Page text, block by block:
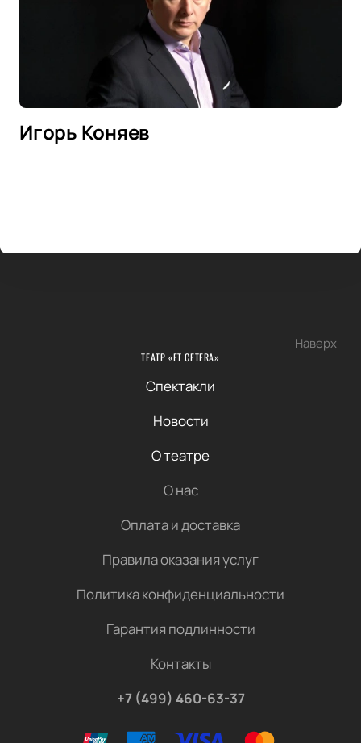
Игорь Коняев
Наверх
ТЕАТР «ET CETERA»
Спектакли
Новости
О театре
О нас
Оплата и доставка
Правила оказания услуг
Политика конфиденциальности
Гарантия подлинности
Контакты
+7 (499) 460-63-37